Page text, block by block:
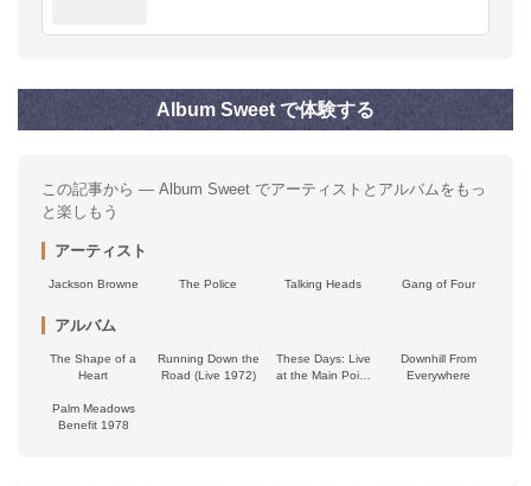
Album Sweet で体験する
この記事から — Album Sweet でアーティストとアルバムをもっ
と楽しもう
アーティスト
Jackson Browne The Police Talking Heads Gang of Four
アルバム
The Shape of a
Heart
Running Down the
Road (Live 1972)
These Days: Live
at the Main Point
Downhill From
Everywhere
Palm Meadows
Benefit 1978